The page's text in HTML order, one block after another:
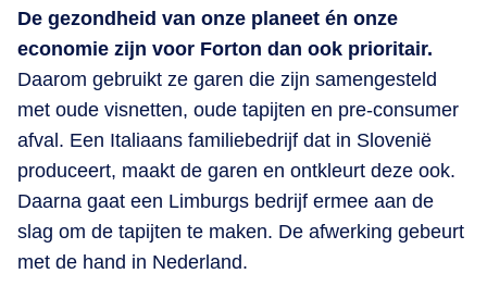
De gezondheid van onze planeet én onze
economie zijn voor Forton dan ook prioritair.
Daarom gebruikt ze garen die zijn samengesteld
met oude visnetten, oude tapijten en pre-consumer
afval. Een Italiaans familiebedrijf dat in Slovenië
produceert, maakt de garen en ontkleurt deze ook.
Daarna gaat een Limburgs bedrijf ermee aan de
slag om de tapijten te maken. De afwerking gebeurt
met de hand in Nederland.